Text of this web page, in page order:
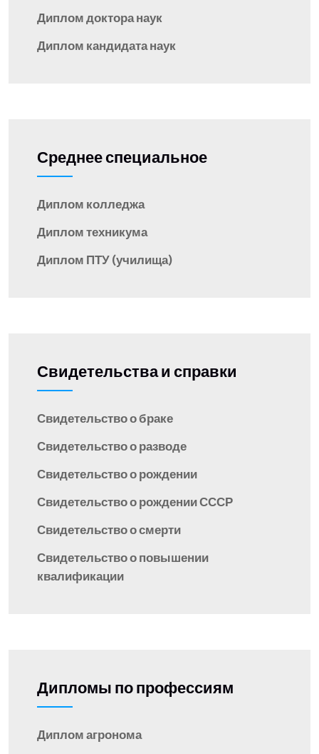
Диплом доктора наук
Диплом кандидата наук
Среднее специальное
Диплом колледжа
Диплом техникума
Диплом ПТУ (училища)
Свидетельства и справки
Свидетельство о браке
Свидетельство о разводе
Свидетельство о рождении
Свидетельство о рождении СССР
Свидетельство о смерти
Свидетельство о повышении
квалификации
Дипломы по профессиям
Диплом агронома